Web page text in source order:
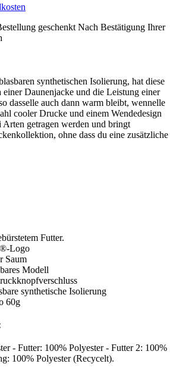
geschenkt Nach Bestätigung Ihrer
synthetischen Isolierung, hat diese
einer Daunenjacke und die Leistung einer
dasselle auch dann warm bleibt, wennelle
cooler Drucke und einem Wendedesign
Arten getragen werden und bringt
ohne dass du eine zusätzliche
Futter.
Logo
Saum
Modell
synthetische Isolierung
60g
- Futter: 100% Polyester - Futter 2: 100%
100% Polyester (Recycelt).